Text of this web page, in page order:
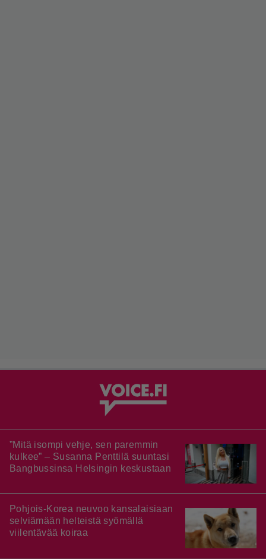
”Mitä isompi vehje, sen paremmin
kulkee” – Susanna Penttilä suuntasi
Bangbussinsa Helsingin keskustaan
Pohjois-Korea neuvoo kansalaisiaan
selviämään helteistä syömällä
viilentävää koiraa